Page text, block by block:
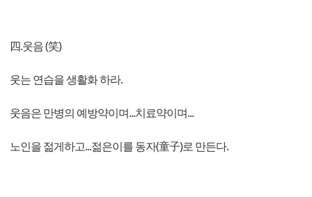
四.웃음 (笑)
웃는 연습을 생활화 하라.
웃음은 만병의 예방약이며...치료약이며...
노인을 젊게하고...젊은이를 동자(童子)로 만든다.